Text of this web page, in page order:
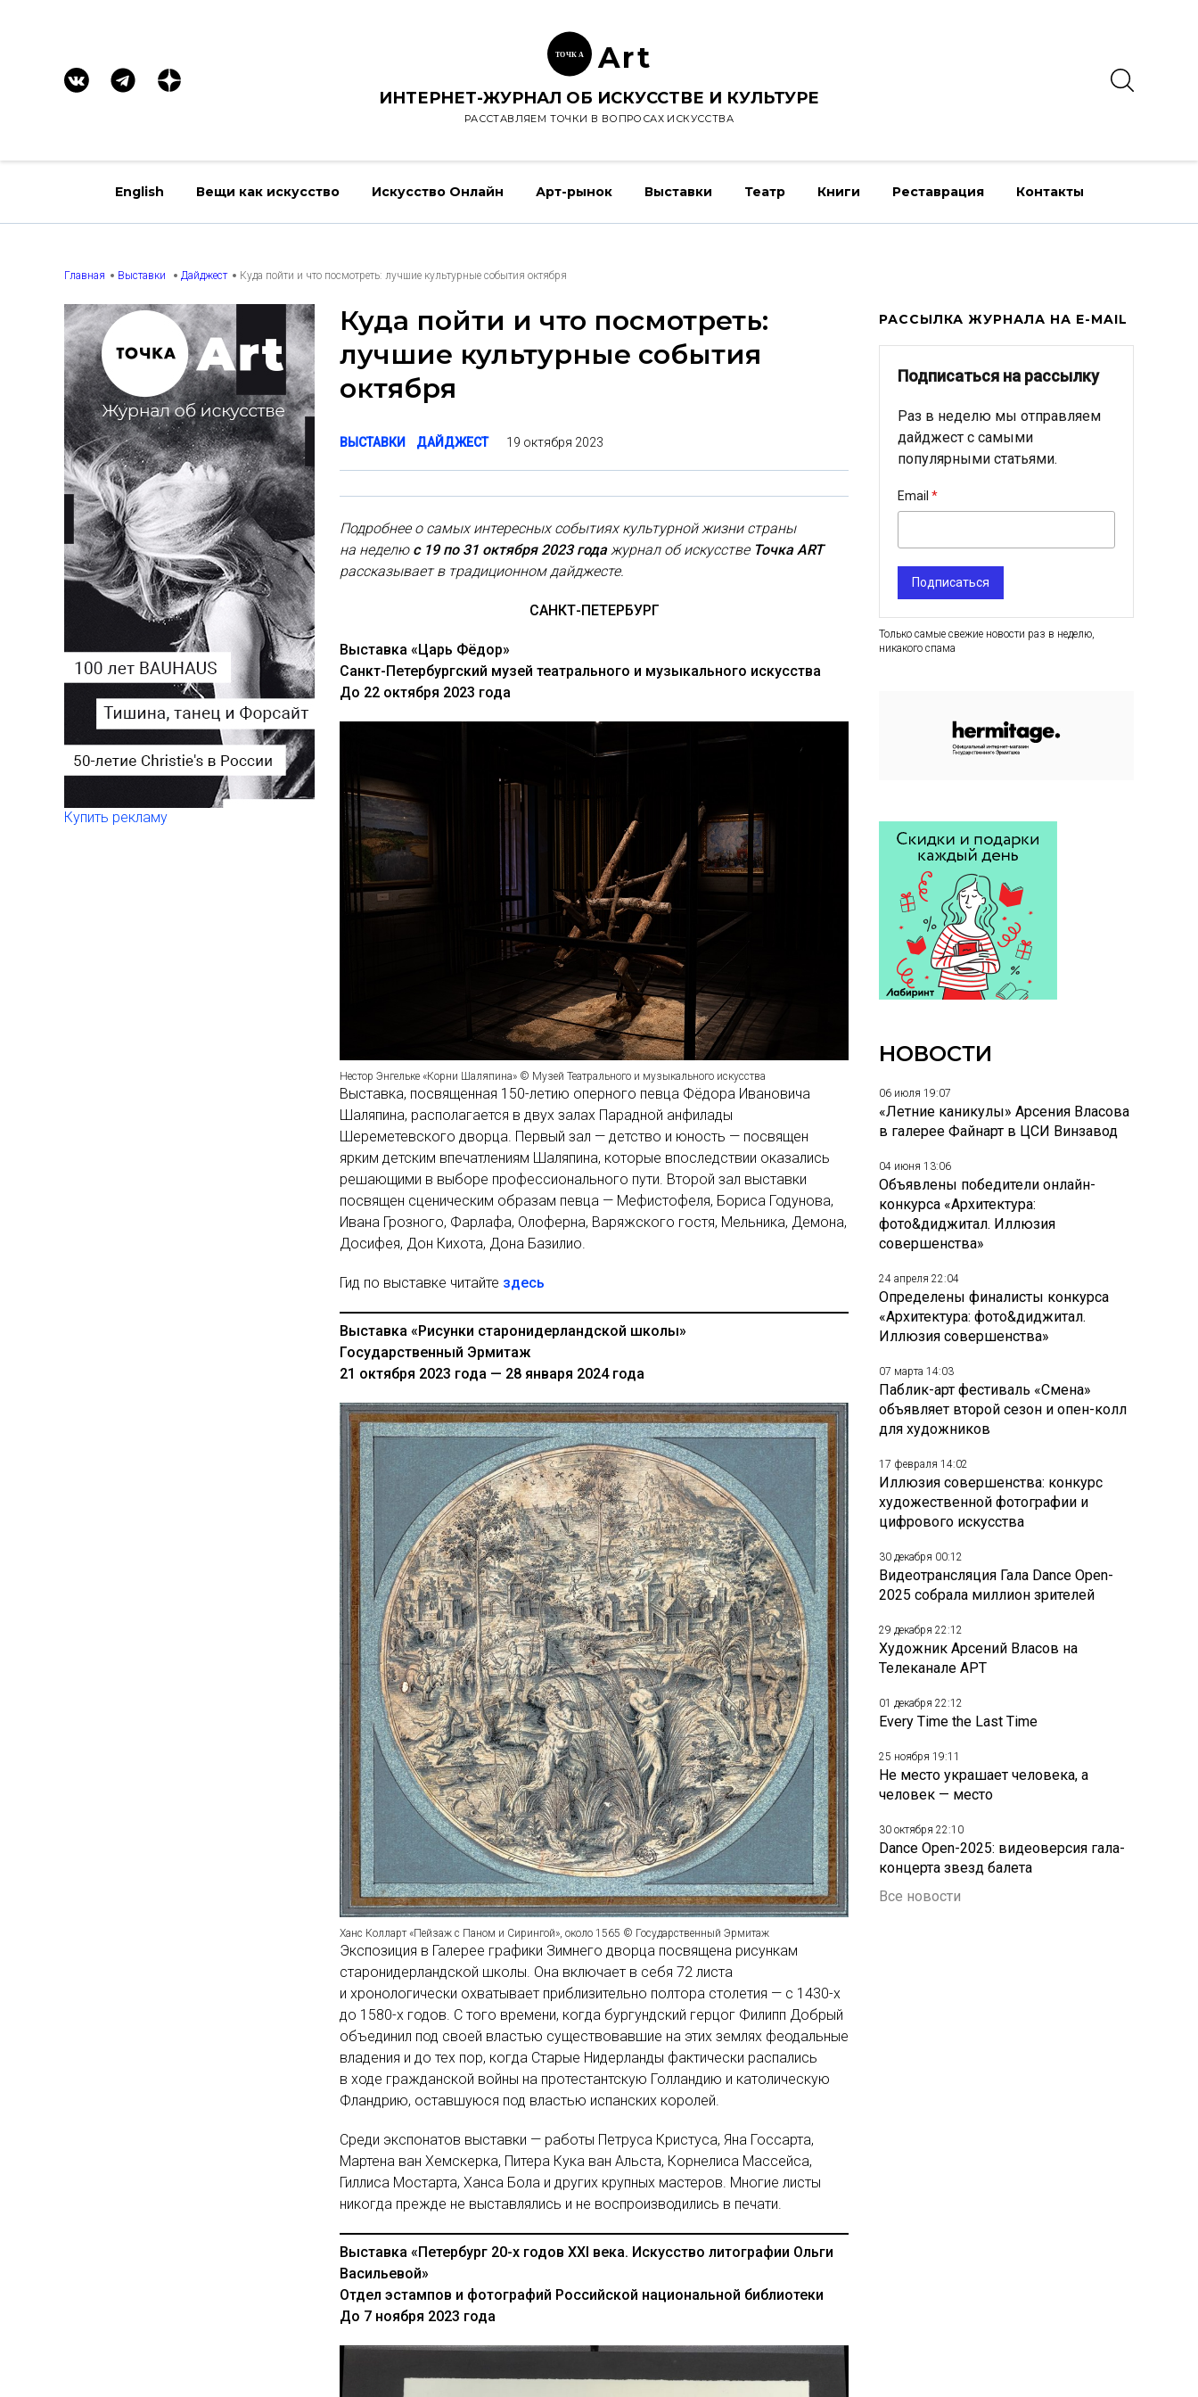
ТОЧК А Art
ИНТЕРНЕТ-ЖУРНАЛ ОБ ИСКУССТВЕ И КУЛЬТУРЕ
РАССТАВЛЯЕМ ТОЧКИ В ВОПРОСАХ ИСКУССТВА
English Вещи как искусство Искусство Онлайн Арт-рынок Выставки Театр Книги Реставрация Контакты
Главная Выставки Дайджест Куда пойти и что посмотреть: лучшие культурные события октября
Купить рекламу
Куда пойти и что посмотреть:
лучшие культурные события
октября
ВЫСТАВКИ ДАЙДЖЕСТ 19 октября 2023
Подробнее о самых интересных событиях культурной жизни страны
на неделю с 19 по 31 октября 2023 годажурнал об искусстве Точка ART
рассказывает в традиционном дайджесте.
САНКТ-ПЕТЕРБУРГ
Выставка «Царь Фёдор»
Санкт-Петербургский музей театрального и музыкального искусства
До 22 октября 2023 года
Нестор Энгельке «Корни Шаляпина» © Музей Театрального и музыкального искусства
Выставка, посвященная 150-летию оперного певца Фёдора Ивановича
Шаляпина, располагается в двух залах Парадной анфилады
Шереметевского дворца. Первый зал — детство и юность — посвящен
ярким детским впечатлениям Шаляпина, которые впоследствии оказались
решающими в выборе профессионального пути. Второй зал выставки
посвящен сценическим образам певца — Мефистофеля, Бориса Годунова,
Ивана Грозного, Фарлафа, Олоферна, Варяжского гостя, Мельника, Демона,
Досифея, Дон Кихота, Дона Базилио.
Гид по выставке читайте здесь
Выставка «Рисунки старонидерландской школы»
Государственный Эрмитаж
21 октября 2023 года — 28 января 2024 года
Ханс Колларт «Пейзаж с Паном и Сирингой», около 1565 © Государственный Эрмитаж
Экспозиция в Галерее графики Зимнего дворца посвящена рисункам
старонидерландской школы. Она включает в себя 72 листа
и хронологически охватывает приблизительно полтора столетия — с 1430-х
до 1580-х годов. С того времени, когда бургундский герцог Филипп Добрый
объединил под своей властью существовавшие на этих землях феодальные
владения и до тех пор, когда Старые Нидерланды фактически распались
в ходе гражданской войны на протестантскую Голландию и католическую
Фландрию, оставшуюся под властью испанских королей.
Среди экспонатов выставки — работы Петруса Кристуса, Яна Госсарта,
Мартена ван Хемскерка, Питера Кука ван Альста, Корнелиса Массейса,
Гиллиса Мостарта, Ханса Бола и других крупных мастеров. Многие листы
никогда прежде не выставлялись и не воспроизводились в печати.
Выставка «Петербург 20-х годов XXI века. Искусство литографии Ольги
Васильевой»
Отдел эстампов и фотографий Российской национальной библиотеки
До 7 ноября 2023 года
РАССЫЛКА ЖУРНАЛА НА E-MAIL
Подписаться на рассылку
Раз в неделю мы отправляем
дайджест с самыми
популярными статьями.
Email
Подписаться
Только самые свежие новости раз в неделю,
никакого спама
НОВОСТИ
06 июля 19:07
«Летние каникулы» Арсения Власова
в галерее Файнарт в ЦСИ Винзавод
04 июня 13:06
Объявлены победители онлайн-
конкурса «Архитектура:
фото&диджитал. Иллюзия
совершенства»
24 апреля 22:04
Определены финалисты конкурса
«Архитектура: фото&диджитал.
Иллюзия совершенства»
07 марта 14:03
Паблик-арт фестиваль «Смена»
объявляет второй сезон и опен-колл
для художников
17 февраля 14:02
Иллюзия совершенства: конкурс
художественной фотографии и
цифрового искусства
30 декабря 00:12
Видеотрансляция Гала Dance Open-
2025 собрала миллион зрителей
29 декабря 22:12
Художник Арсений Власов на
Телеканале АРТ
01 декабря 22:12
Every Time the Last Time
25 ноября 19:11
Не место украшает человека, а
человек — место
30 октября 22:10
Dance Open-2025: видеоверсия гала-
концерта звезд балета
Все новости